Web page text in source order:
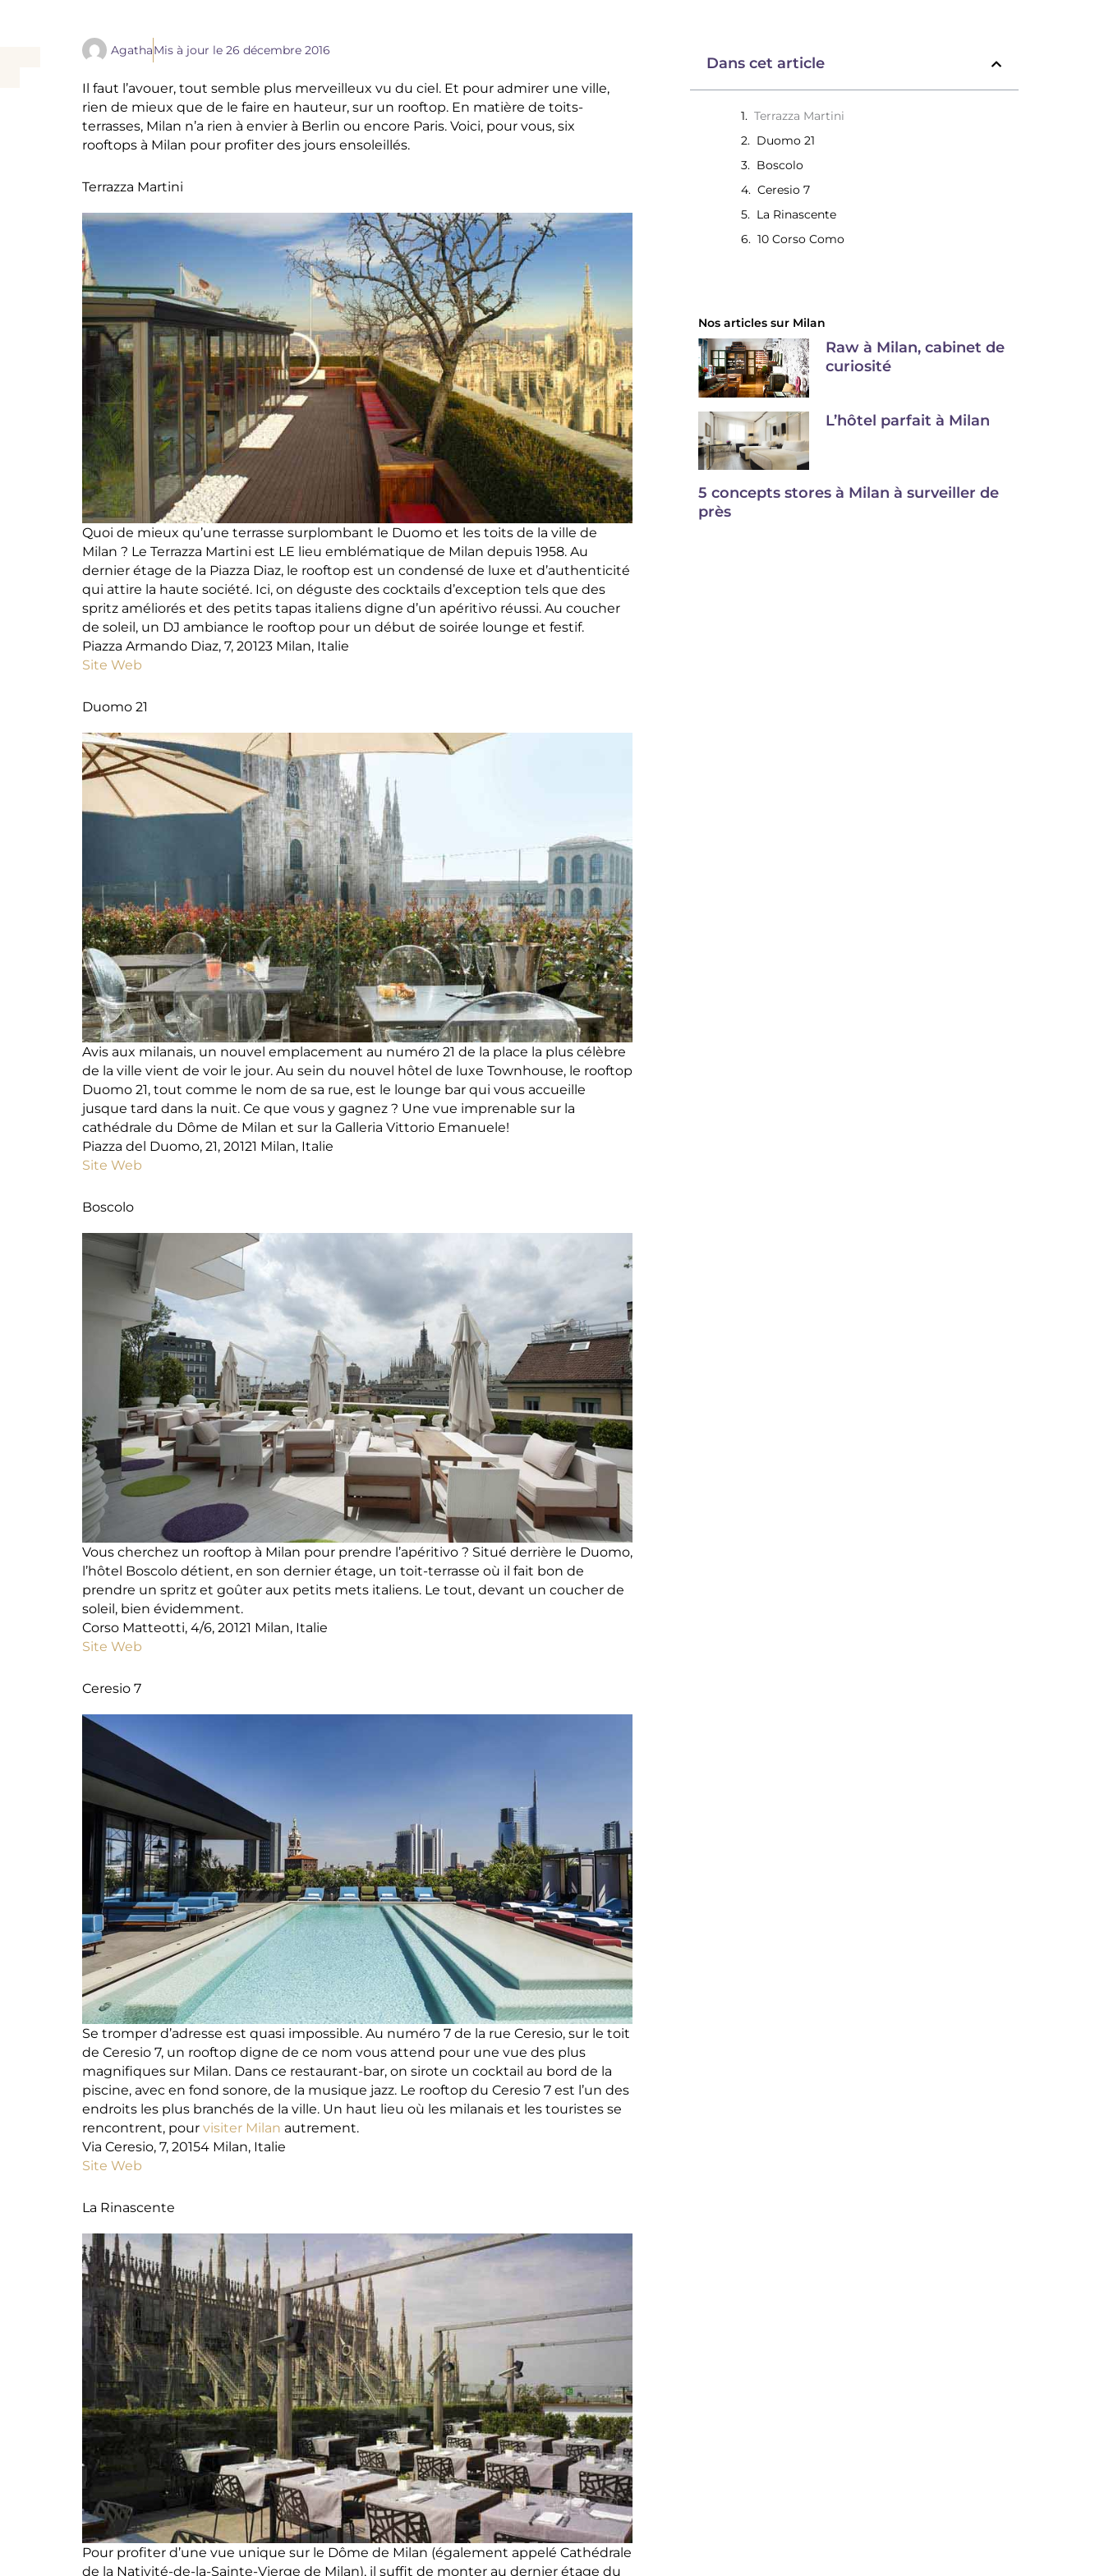
AgathaMis à jour le 26 décembre 2016
Il faut l’avouer, tout semble plus merveilleux vu du ciel. Et pour admirer une ville,
rien de mieux que de le faire en hauteur, sur un rooftop. En matière de toits-
terrasses, Milan n’a rien à envier à Berlin ou encore Paris. Voici, pour vous, six
rooftops à Milan pour profiter des jours ensoleillés.
Terrazza Martini
Quoi de mieux qu’une terrasse surplombant le Duomo et les toits de la ville de
Milan ? Le Terrazza Martini est LE lieu emblématique de Milan depuis 1958. Au
dernier étage de la Piazza Diaz, le rooftop est un condensé de luxe et d’authenticité
qui attire la haute société. Ici, on déguste des cocktails d’exception tels que des
spritz améliorés et des petits tapas italiens digne d’un apéritivo réussi. Au coucher
de soleil, un DJ ambiance le rooftop pour un début de soirée lounge et festif.
Piazza Armando Diaz, 7, 20123 Milan, Italie
Site Web
Duomo 21
Avis aux milanais, un nouvel emplacement au numéro 21 de la place la plus célèbre
de la ville vient de voir le jour. Au sein du nouvel hôtel de luxe Townhouse, le rooftop
Duomo 21, tout comme le nom de sa rue, est le lounge bar qui vous accueille
jusque tard dans la nuit. Ce que vous y gagnez ? Une vue imprenable sur la
cathédrale du Dôme de Milan et sur la Galleria Vittorio Emanuele!
Piazza del Duomo, 21, 20121 Milan, Italie
Site Web
Boscolo
Vous cherchez un rooftop à Milan pour prendre l’apéritivo ? Situé derrière le Duomo,
l’hôtel Boscolo détient, en son dernier étage, un toit-terrasse où il fait bon de
prendre un spritz et goûter aux petits mets italiens. Le tout, devant un coucher de
soleil, bien évidemment.
Corso Matteotti, 4/6, 20121 Milan, Italie
Site Web
Ceresio 7
Se tromper d’adresse est quasi impossible. Au numéro 7 de la rue Ceresio, sur le toit
de Ceresio 7, un rooftop digne de ce nom vous attend pour une vue des plus
magnifiques sur Milan. Dans ce restaurant-bar, on sirote un cocktail au bord de la
piscine, avec en fond sonore, de la musique jazz. Le rooftop du Ceresio 7 est l’un des
endroits les plus branchés de la ville. Un haut lieu où les milanais et les touristes se
rencontrent, pour visiter Milan autrement.
Via Ceresio, 7, 20154 Milan, Italie
Site Web
La Rinascente
Pour profiter d’une vue unique sur le Dôme de Milan (également appelé Cathédrale
de la Nativité-de-la-Sainte-Vierge de Milan), il suffit de monter au dernier étage du
Dans cet article
Terrazza Martini
Duomo 21
Boscolo
Ceresio 7
La Rinascente
10 Corso Como
Nos articles sur Milan
Raw à Milan, cabinet de
curiosité
L’hôtel parfait à Milan
5 concepts stores à Milan à surveiller de
près